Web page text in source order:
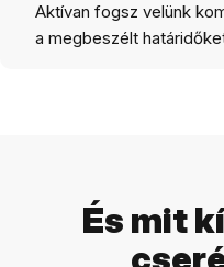
Aktívan fogsz velünk
a megbeszélt
És mit